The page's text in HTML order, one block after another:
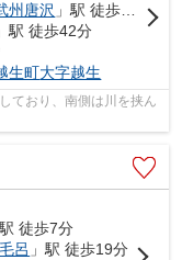
州唐沢 」駅 徒歩24分
」駅 徒歩42分
生町大字越生
ており、南側は川を挟ん
駅 徒歩7分
呂 」駅 徒歩19分